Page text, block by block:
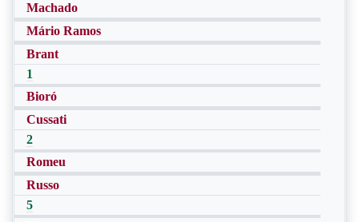
Machado
Mário Ramos
Brant
1
Bioró
Cussati
2
Romeu
Russo
5